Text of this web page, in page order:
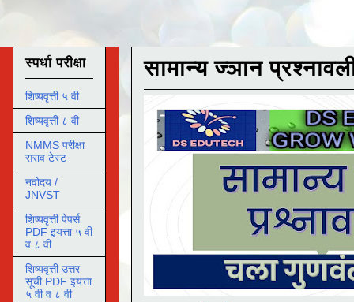
सामान्य ज्ञान
स्पर्धा परीक्षा
शिष्यवृत्ती ५ वी
शिष्यवृत्ती ८ वी
NMMS परीक्षा
सराव टेस्ट
नवोदय /
JNVST
शिष्यवृत्ती पेपर्स
PDF इयत्ता ५ वी
व ८ वी
शिष्यवृत्ती उत्तर
सूची PDF इयत्ता
५ वी व ८ वी